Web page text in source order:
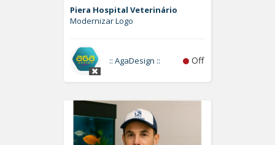
Piera Hospital Veterinário
Modernizar Logo
:: AgaDesign :: Off